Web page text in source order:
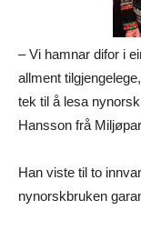
– Vi hamnar difor i
allment
tek til å lesa
Hansson frå
Han viste til to
nynorskbruken